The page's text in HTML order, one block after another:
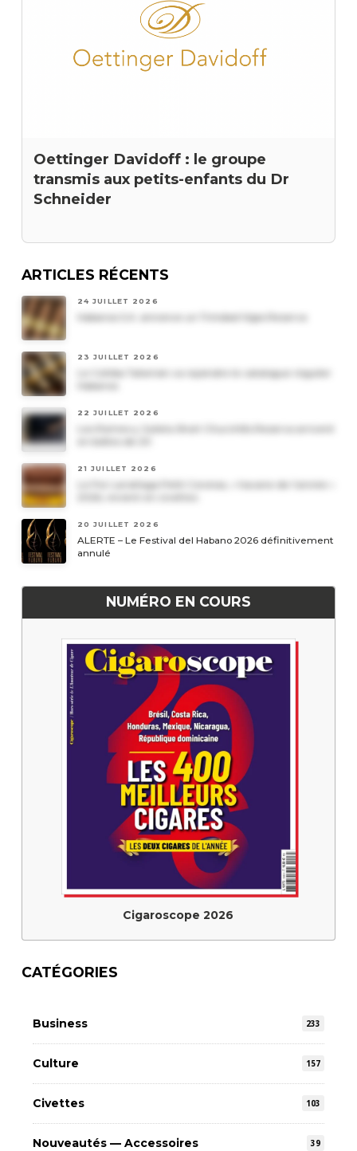
Oettinger Davidoff : le groupe
transmis aux petits-enfants du Dr
Schneider
ARTICLES RÉCENTS
24 JUILLET 2026
Habanos S.A. annonce un Trinidad Vigia Reserva
23 JUILLET 2026
Le Cohiba Talismán va rejoindre le catalogue régulier
22 JUILLET 2026
21 JUILLET 2026
Le Por Larrañaga Petit Coronas, « havane de l’année »
20 JUILLET 2026
ALERTE – Le Festival del Habano 2026 définitivement
annulé
NUMÉRO EN COURS
Cigaroscope 2026
CATÉGORIES
Business 233
Culture 157
Civettes 103
Nouveautés — Accessoires 39